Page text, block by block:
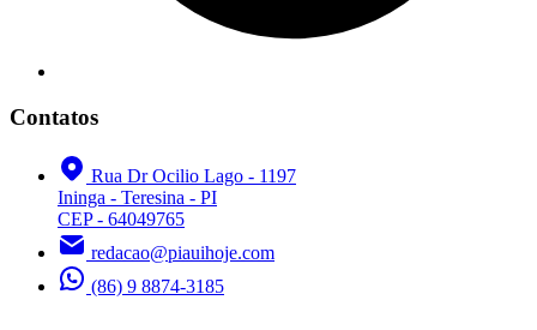
Contatos
Rua Dr Ocilio Lago - 1197
Ininga - Teresina - PI
CEP - 64049765
redacao@piauihoje.com
(86) 9 8874-3185